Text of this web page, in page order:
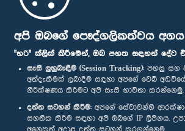
අපි ඔබගේ පෞද්ගලිකත්වය
"හරි" ක්ලික් කිරීමෙන්, ඔබ පහත සඳහන් දේට
සැසි ලුහුබැඳීම (Session Tracking): පහසු සහ
අත්දැකීමක් ලබාදීම සඳහා අපගේ වෙබ්
නිරීක්ෂණය කිරීමට අපි සැසි භාවිතා කරන්නෙමු.
දත්ත සටහන් කිරීම: අපගේ සේවාවන්හි
සහතික කිරීම සඳහා අපි ඔබගේ IP ලිපිනය,
පාර්ලිමේන්තු ජංගම යෙදුම
අප හා සම්බන්ධ වී සිටින්න :